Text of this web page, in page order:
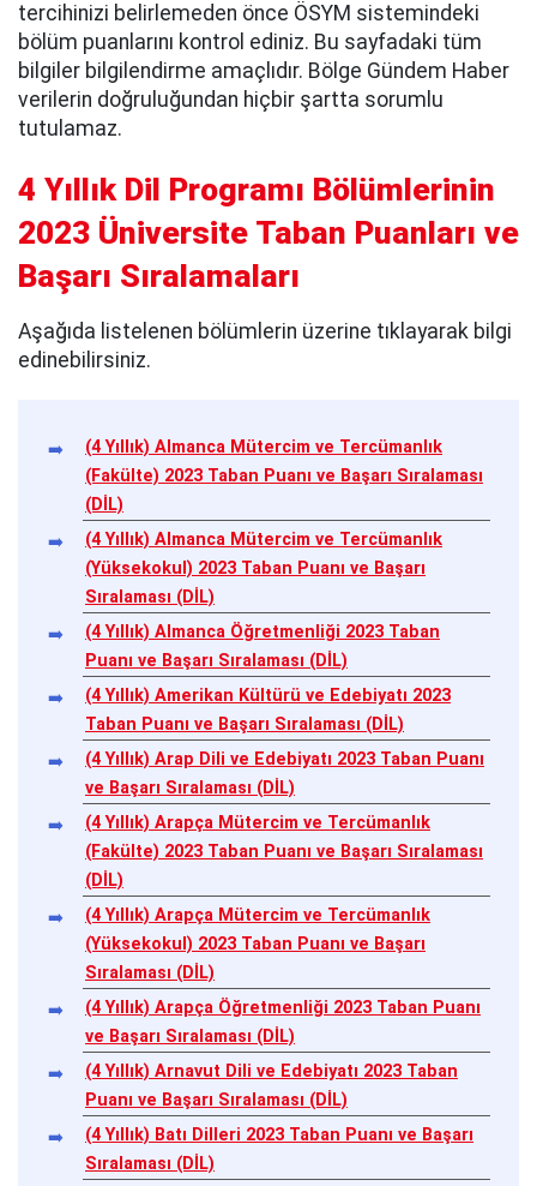
tercihinizi belirlemeden önce ÖSYM sistemindeki
bölüm puanlarını kontrol ediniz. Bu sayfadaki tüm
bilgiler bilgilendirme amaçlıdır. Bölge Gündem Haber
verilerin doğruluğundan hiçbir şartta sorumlu
tutulamaz.
4 Yıllık Dil Programı Bölümlerinin
2023 Üniversite Taban Puanları ve
Başarı Sıralamaları
Aşağıda listelenen bölümlerin üzerine tıklayarak bilgi
edinebilirsiniz.
(4 Yıllık) Almanca Mütercim ve Tercümanlık
(Fakülte) 2023 Taban Puanı ve Başarı Sıralaması
(DİL)
(4 Yıllık) Almanca Mütercim ve Tercümanlık
(Yüksekokul) 2023 Taban Puanı ve Başarı
Sıralaması (DİL)
(4 Yıllık) Almanca Öğretmenliği 2023 Taban
Puanı ve Başarı Sıralaması (DİL)
(4 Yıllık) Amerikan Kültürü ve Edebiyatı 2023
Taban Puanı ve Başarı Sıralaması (DİL)
(4 Yıllık) Arap Dili ve Edebiyatı 2023 Taban Puanı
ve Başarı Sıralaması (DİL)
(4 Yıllık) Arapça Mütercim ve Tercümanlık
(Fakülte) 2023 Taban Puanı ve Başarı Sıralaması
(DİL)
(4 Yıllık) Arapça Mütercim ve Tercümanlık
(Yüksekokul) 2023 Taban Puanı ve Başarı
Sıralaması (DİL)
(4 Yıllık) Arapça Öğretmenliği 2023 Taban Puanı
ve Başarı Sıralaması (DİL)
(4 Yıllık) Arnavut Dili ve Edebiyatı 2023 Taban
Puanı ve Başarı Sıralaması (DİL)
(4 Yıllık) Batı Dilleri 2023 Taban Puanı ve Başarı
Sıralaması (DİL)